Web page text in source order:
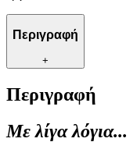
Περιγραφή
+
Περιγραφή
Με λίγα λόγια...